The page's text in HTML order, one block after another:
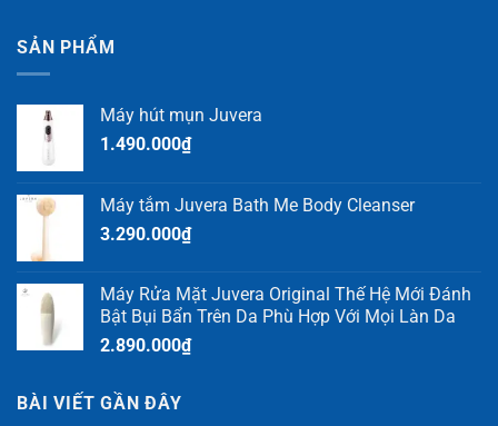
SẢN PHẨM
Máy hút mụn Juvera
1.490.000₫
Máy tắm Juvera Bath Me Body Cleanser
3.290.000₫
Máy Rửa Mặt Juvera Original Thế Hệ Mới Đánh
Bật Bụi Bẩn Trên Da Phù Hợp Với Mọi Làn Da
2.890.000₫
BÀI VIẾT GẦN ĐÂY